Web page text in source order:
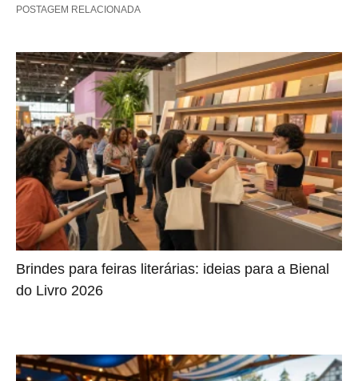
POSTAGEM RELACIONADA
Brindes para feiras literárias: ideias para a Bienal
do Livro 2026